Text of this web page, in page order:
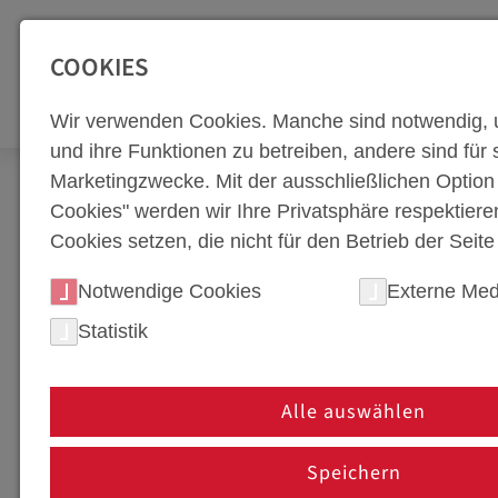
Zur Top Navigation springen [Alt+1]Zur Hauptnavigation
Karriere Stellenangebote
KARRIERE BEI WEBA
Bist du bereit für eine spannende berufliche
engagierten Teams zu werden, das
Zu unseren Kunden zählen Unternehmen aus
Branchen. Unsere Stellenangebote in Steyr
Gemeinsam gestalten wir die Zukunft der
Entdecke unsere aktuellen Stellenangebote und
COOKIES
Wir verwenden Cookies. Manche sind notwendig,
und ihre Funktionen zu betreiben, andere sind für
Marketingzwecke. Mit der ausschließlichen
Cookies" werden wir Ihre Privatsphäre
Cookies setzen, die nicht für den Betrieb der
Notwendige Cookies
Externe
Statistik
Alle auswählen
Speichern